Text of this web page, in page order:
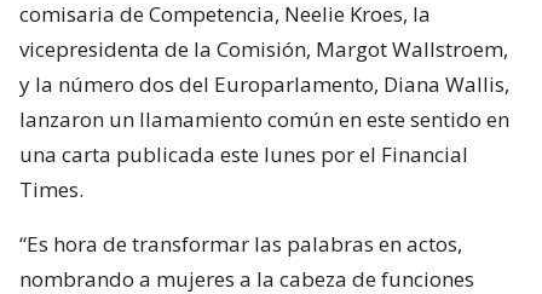
comisaria de Competencia, Neelie Kroes, la
vicepresidenta de la Comisión, Margot Wallstroem,
y la número dos del Europarlamento, Diana Wallis,
lanzaron un llamamiento común en este sentido en
una carta publicada este lunes por el Financial
Times.
“Es hora de transformar las palabras en actos,
nombrando a mujeres a la cabeza de funciones